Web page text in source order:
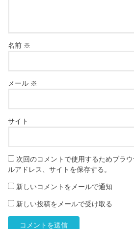
名前 ※
メール ※
サイト
次回のコメントで使用するためブラ
ルアドレス、サイトを保存する。
新しいコメントをメールで通知
新しい投稿をメールで受け取る